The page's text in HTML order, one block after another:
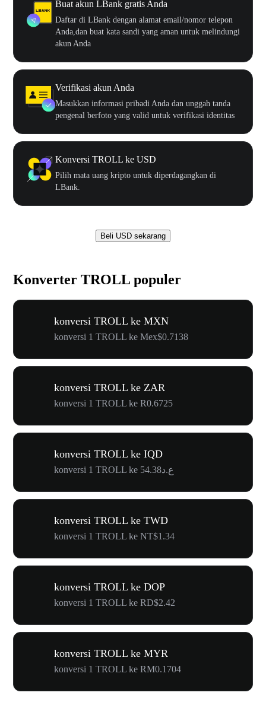
Buat akun LBank gratis Anda
Daftar di LBank dengan alamat email/nomor telepon
Anda,dan buat kata sandi yang aman untuk melindungi
akun Anda
Verifikasi akun Anda
Masukkan informasi pribadi Anda dan unggah tanda
pengenal berfoto yang valid untuk verifikasi identitas
Konversi TROLL ke USD
Pilih mata uang kripto untuk diperdagangkan di
LBank.
Beli USD sekarang
Konverter TROLL populer
konversi TROLL ke MXN
konversi 1 TROLL ke Mex$0.7138
konversi TROLL ke ZAR
konversi 1 TROLL ke R0.6725
konversi TROLL ke IQD
konversi 1 TROLL ke ع.د54.38
konversi TROLL ke TWD
konversi 1 TROLL ke NT$1.34
konversi TROLL ke DOP
konversi 1 TROLL ke RD$2.42
konversi TROLL ke MYR
konversi 1 TROLL ke RM0.1704